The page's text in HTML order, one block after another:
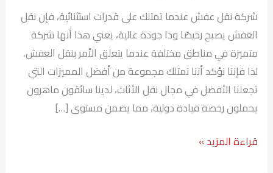
شركة نقل عفش عندما تمتلك على قدرات استثنائية، فإن نقل
العفش يصبح رخيصًا وذا جودة عالية، يعني هذا أنها شركة
متميزة في مناطق مختلفة عندما يتعلق الأمر بنقل العفش.
لذا فإننا نؤكد أننا نمتلك مجموعة من أفضل المميزات التي
تجعلنا الأفضل في مجال نقل الأثاث، لدينا سائقون ماهرون
يحملون رخصة قيادة دولية، مما يضمن مستوى […]
قراءة المزيد »